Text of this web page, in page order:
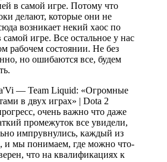
в самой игре. Потому что
делают, которые они не
возникает некий хаос по
игре. Все остальное у нас
рабочем состоянии. Не без
но ошибаются все, будем
очень важно что даже
промежуток все увидели,
импрувнулись, каждый из
и мы понимаем, где можно что-
что на квалификациях к